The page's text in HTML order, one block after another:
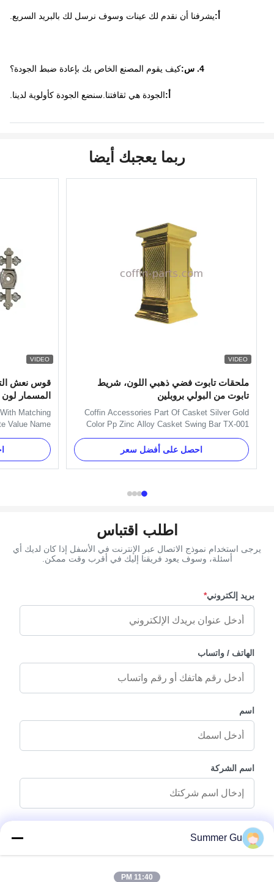
أ:يشرفنا أن نقدم لك عينات وسوف نرسل لك بالبريد السريع.
4. س: كيف يقوم المصنع الخاص بك بإعادة ضبط الجودة؟
أ:الجودة هي ثقافتنا.سنضع الجودة كأولوية لدينا.
ربما يعجبك أيضا
VIDEO
ملحقات تابوت فضي ذهبي اللون، شريط
تابوت من البولي بروبلين
Coffin Accessories Part Of Casket Silver Gold
Color Pp Zinc Alloy Casket Swing Bar TX-001
Product Description: Item Name TX-001 Material
Plastic(PP,ABS) Color Gold, silver, copper, as
your order Delivery Time 30 days after the order
confirmed Payment Term TT, L/C MOQ 100sets
احصل على أفضل سعر
VIDEO
قوس نعش
المسمار
Matching
Value Name
Number
Design
List 4
decoration,
اطلب اقتباس
يرجى استخدام نموذج الاتصال عبر الإنترنت في الأسفل إذا كان لديك أي
أسئلة، وسوف يعود فريقنا إليك في أقرب وقت ممكن.
بريد إلكتروني*
الهاتف / واتساب
اسم
اسم الشركة
رسالة استفسار
Summer Gu
11:40 PM